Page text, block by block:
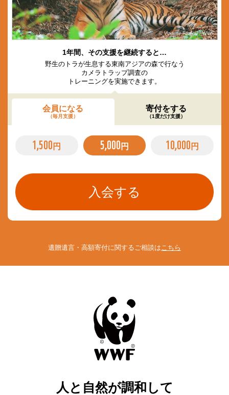
© Vladimir Filonov / WWF
1年間、その支援を継続すると…
野生のトラが生息する東南アジアの森で行なう
カメラトラップ調査の
トレーニングを実施できます。
会員になる
（毎月支援）
寄付をする
（1度だけ支援）
1,500 円 5,000 円 10,000 円
遺贈遺言・高額寄付に関するご相談は こちら
人と自然が調和して